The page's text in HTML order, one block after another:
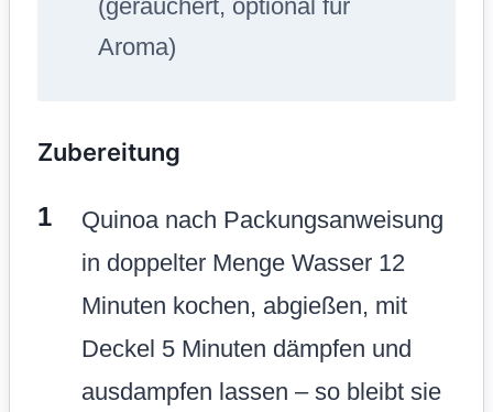
(geräuchert, optional für
Aroma)
Zubereitung
Quinoa nach Packungsanweisung
in doppelter Menge Wasser 12
Minuten kochen, abgießen, mit
Deckel 5 Minuten dämpfen und
ausdampfen lassen – so bleibt sie